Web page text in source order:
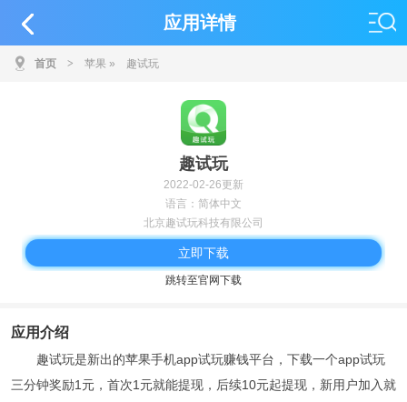
应用详情
首页 > 苹果 » 趣试玩
趣试玩
2022-02-26更新
语言：简体中文
北京趣试玩科技有限公司
立即下载
跳转至官网下载
应用介绍
趣试玩是新出的苹果手机app试玩赚钱平台，下载一个app试玩
三分钟奖励1元，首次1元就能提现，后续10元起提现，新用户加入就